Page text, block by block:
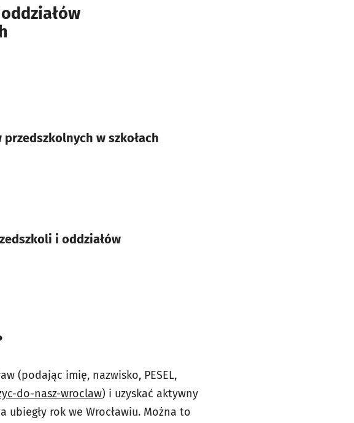
w szkołach
i oddziałów
(podając imię, nazwisko, PESEL,
do-nasz-wroclaw) i uzyskać aktywny
rok we Wrocławiu. Można to